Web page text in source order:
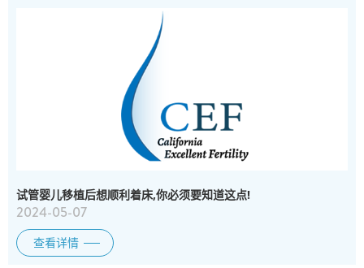
试管婴儿移植后想顺利着床,你必须要知道这点!
2024-05-07
查看详情